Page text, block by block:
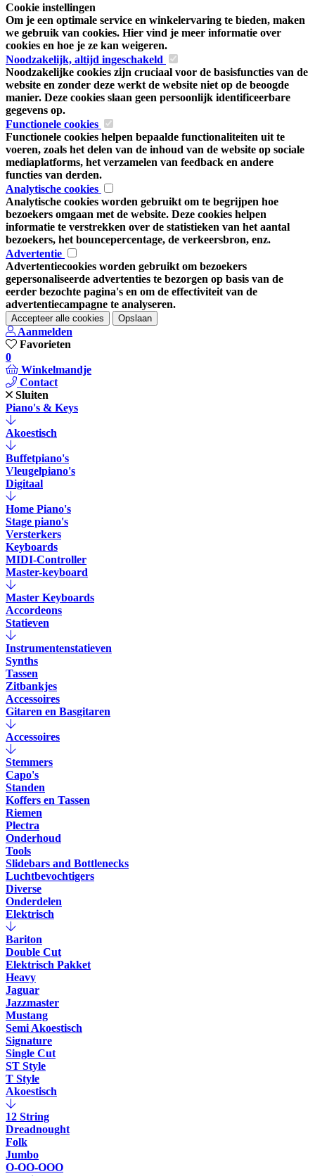
Cookie instellingen
Om je een optimale service en winkelervaring te bieden, maken
we gebruik van cookies. Hier vind je meer informatie over
cookies en hoe je ze kan weigeren.
Noodzakelijk, altijd ingeschakeld
Noodzakelijke cookies zijn cruciaal voor de basisfuncties van de
website en zonder deze werkt de website niet op de beoogde
manier. Deze cookies slaan geen persoonlijk identificeerbare
gegevens op.
Functionele cookies
Functionele cookies helpen bepaalde functionaliteiten uit te
voeren, zoals het delen van de inhoud van de website op sociale
mediaplatforms, het verzamelen van feedback en andere
functies van derden.
Analytische cookies
Analytische cookies worden gebruikt om te begrijpen hoe
bezoekers omgaan met de website. Deze cookies helpen
informatie te verstrekken over de statistieken van het aantal
bezoekers, het bouncepercentage, de verkeersbron, enz.
Advertentie
Advertentiecookies worden gebruikt om bezoekers
gepersonaliseerde advertenties te bezorgen op basis van de
eerder bezochte pagina's en om de effectiviteit van de
advertentiecampagne te analyseren.
Accepteer alle cookies Opslaan
Aanmelden
Favorieten
0
Winkelmandje
Contact
Sluiten
Piano's & Keys
Akoestisch
Buffetpiano's
Vleugelpiano's
Digitaal
Home Piano's
Stage piano's
Versterkers
Keyboards
MIDI-Controller
Master-keyboard
Master Keyboards
Accordeons
Statieven
Instrumentenstatieven
Synths
Tassen
Zitbankjes
Accessoires
Gitaren en Basgitaren
Accessoires
Stemmers
Capo's
Standen
Koffers en Tassen
Riemen
Plectra
Onderhoud
Tools
Slidebars and Bottlenecks
Luchtbevochtigers
Diverse
Onderdelen
Elektrisch
Bariton
Double Cut
Elektrisch Pakket
Heavy
Jaguar
Jazzmaster
Mustang
Semi Akoestisch
Signature
Single Cut
ST Style
T Style
Akoestisch
12 String
Dreadnought
Folk
Jumbo
O-OO-OOO